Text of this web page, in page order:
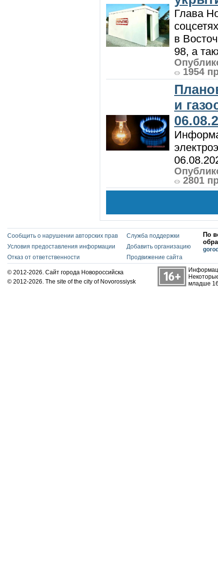
Глава
в
98, а
1954
и
2801
Сообщить о нарушении авторских прав
Условия предоставления информации
Отказ от ответственности
Служба поддержки
Добавить организацию
Продвижение сайта
По
© 2012-2026. Сайт города Новороссийска
© 2012-2026. The site of the city of Novorossiysk
младше